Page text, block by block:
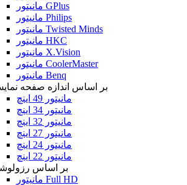
مانیتور GPlus
مانیتور Philips
مانیتور Twisted Minds
مانیتور HKC
مانیتور X.Vision
مانیتور CoolerMaster
مانیتور Benq
بر اساس اندازه صفحه
مانیتور 49 اینچ
مانیتور 34 اینچ
مانیتور 32 اینچ
مانیتور 27 اینچ
مانیتور 24 اینچ
مانیتور 22 اینچ
بر اساس
مانیتور Full HD